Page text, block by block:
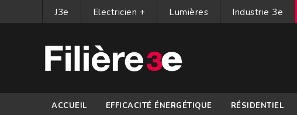
J3e Electricien + Lumières Industrie 3e
ACCUEIL EFFICACITÉ ÉNERGÉTIQUE RÉSIDENTIEL